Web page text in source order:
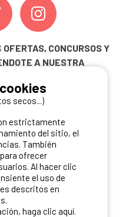
OFERTAS, CONCURSOS Y
A NUESTRA
secos...)
estrictamente
del sitio, el
También
ofrecer
Al hacer clic
el uso de
descritos en
haga clic aquí.